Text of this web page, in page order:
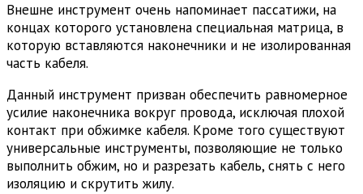
Внешне инструмент очень напоминает пассатижи, на
концах которого установлена специальная матрица, в
которую вставляются наконечники и не изолированная
часть кабеля.
Данный инструмент призван обеспечить равномерное
усилие наконечника вокруг провода, исключая плохой
контакт при обжимке кабеля. Кроме того существуют
универсальные инструменты, позволяющие не только
выполнить обжим, но и разрезать кабель, снять с него
изоляцию и скрутить жилу.